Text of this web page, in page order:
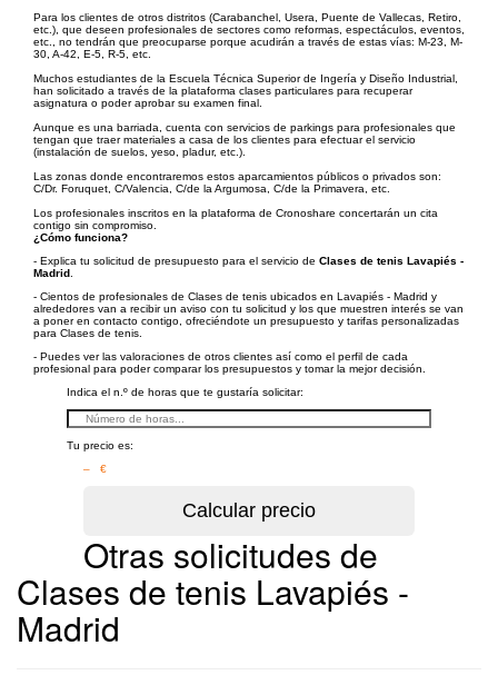
Para los clientes de otros distritos (Carabanchel, Usera, Puente de Vallecas, Retiro,
etc.), que deseen profesionales de sectores como reformas, espectáculos, eventos,
etc., no tendrán que preocuparse porque acudirán a través de estas vías: M-23, M-
30, A-42, E-5, R-5, etc.
Muchos estudiantes de la Escuela Técnica Superior de Ingería y Diseño Industrial,
han solicitado a través de la plataforma clases particulares para recuperar
asignatura o poder aprobar su examen final.
Aunque es una barriada, cuenta con servicios de parkings para profesionales que
tengan que traer materiales a casa de los clientes para efectuar el servicio
(instalación de suelos, yeso, pladur, etc.).
Las zonas donde encontraremos estos aparcamientos públicos o privados son:
C/Dr. Foruquet, C/Valencia, C/de la Argumosa, C/de la Primavera, etc.
Los profesionales inscritos en la plataforma de Cronoshare concertarán un cita
contigo sin compromiso.
¿Cómo funciona?
- Explica tu solicitud de presupuesto para el servicio de Clases de tenis Lavapiés -
Madrid
- Cientos de profesionales de Clases de tenis ubicados en Lavapiés - Madrid y
alrededores van a recibir un aviso con tu solicitud y los que muestren interés se van
a poner en contacto contigo, ofreciéndote un presupuesto y tarifas personalizadas
para Clases de tenis.
- Puedes ver las valoraciones de otros clientes así como el perfil de cada
profesional para poder comparar los presupuestos y tomar la mejor decisión.
Indica el n.º de horas que te gustaría solicitar:
Tu precio es:
– €
Otras solicitudes de
Clases de tenis Lavapiés -
Madrid